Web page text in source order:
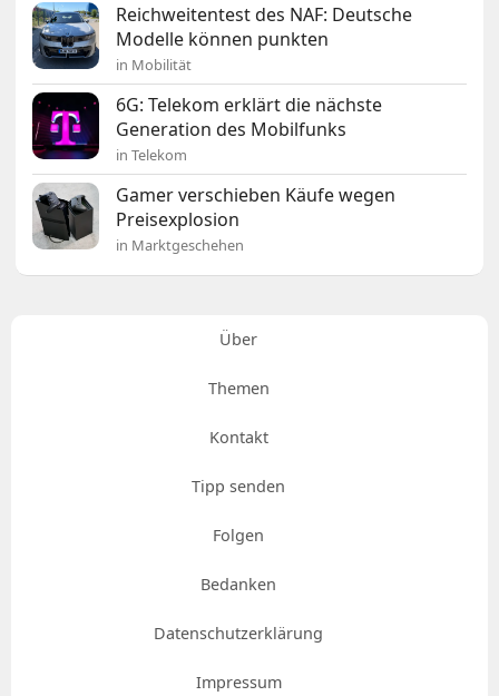
Reichweitentest des NAF: Deutsche
Modelle können punkten
in Mobilität
6G: Telekom erklärt die nächste
Generation des Mobilfunks
in Telekom
Gamer verschieben Käufe wegen
Preisexplosion
in Marktgeschehen
Über
Themen
Kontakt
Tipp senden
Folgen
Bedanken
Datenschutzerklärung
Impressum